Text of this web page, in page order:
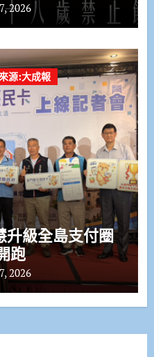
2026
源:大成報
升級全島支付圈
跑
2026